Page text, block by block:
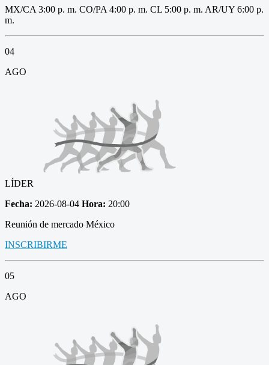
MX/CA 3:00 p. m. CO/PA 4:00 p. m. CL 5:00 p. m. AR/UY 6:00 p.
m.
04
AGO
LÍDER
Fecha: 2026-08-04 Hora: 20:00
Reunión de mercado México
INSCRIBIRME
05
AGO